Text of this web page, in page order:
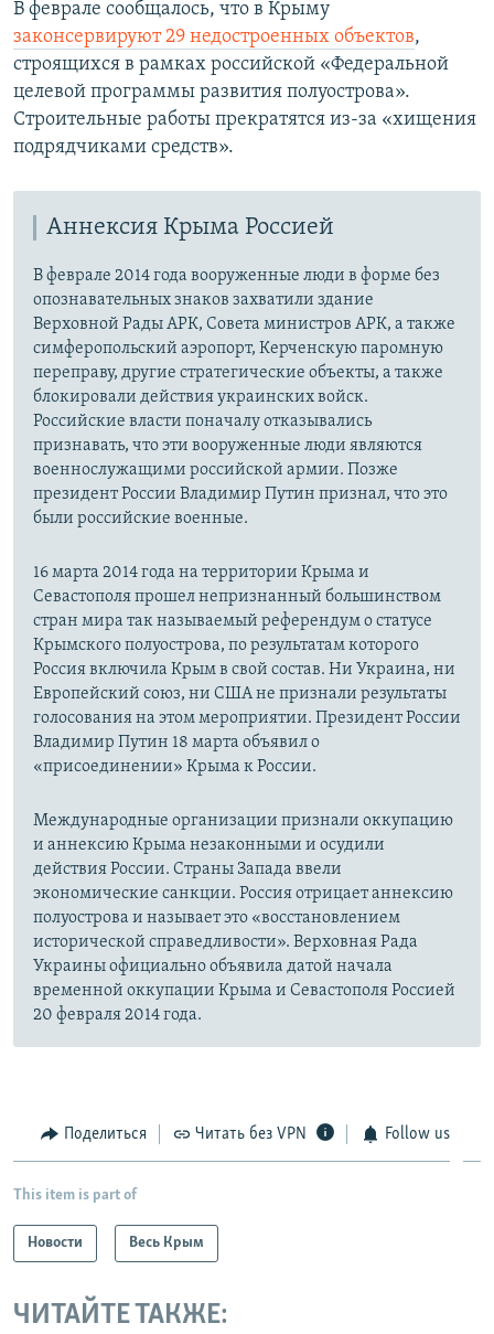
В феврале сообщалось, что в Крыму
законсервируют 29 недостроенных объектов,
строящихся в рамках российской «Федеральной
целевой программы развития полуострова».
Строительные работы прекратятся из-за «хищения
подрядчиками средств».
Аннексия Крыма Россией
В феврале 2014 года вооруженные люди в форме без
опознавательных знаков захватили здание
Верховной Рады АРК, Совета министров АРК, а также
симферопольский аэропорт, Керченскую паромную
переправу, другие стратегические объекты, а также
блокировали действия украинских войск.
Российские власти поначалу отказывались
признавать, что эти вооруженные люди являются
военнослужащими российской армии. Позже
президент России Владимир Путин признал, что это
были российские военные.
16 марта 2014 года на территории Крыма и
Севастополя прошел непризнанный большинством
стран мира так называемый референдум о статусе
Крымского полуострова, по результатам которого
Россия включила Крым в свой состав. Ни Украина, ни
Европейский союз, ни США не признали результаты
голосования на этом мероприятии. Президент России
Владимир Путин 18 марта объявил о
«присоединении» Крыма к России.
Международные организации признали оккупацию
и аннексию Крыма незаконными и осудили
действия России. Страны Запада ввели
экономические санкции. Россия отрицает аннексию
полуострова и называет это «восстановлением
исторической справедливости». Верховная Рада
Украины официально объявила датой начала
временной оккупации Крыма и Севастополя Россией
20 февраля 2014 года.
Поделиться Читать без VPN Follow us
This item is part of
Новости Весь Крым
ЧИТАЙТЕ ТАКЖЕ: